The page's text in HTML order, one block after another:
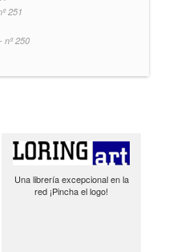
251
- nº 250
Una librería excepcional en la
red ¡Pincha el logo!